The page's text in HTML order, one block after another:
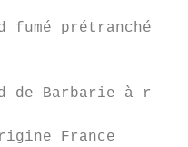
fumé prétranché
de Barbarie à
France